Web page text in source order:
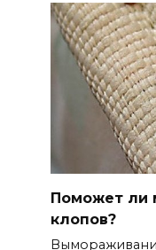
Поможет ли
клопов?